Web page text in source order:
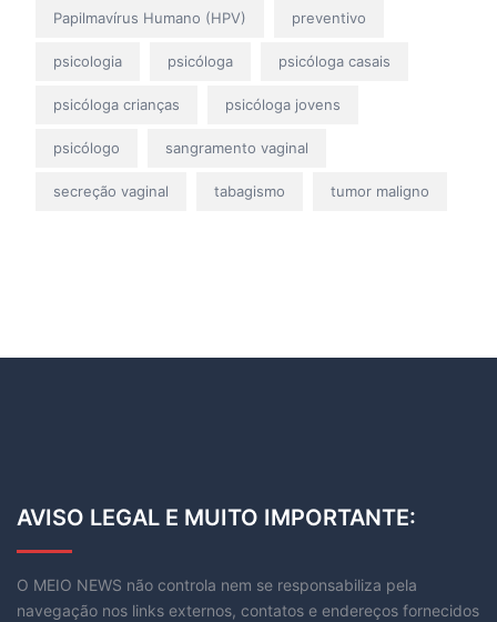
Papilmavírus Humano (HPV) preventivo
psicologia psicóloga psicóloga casais
psicóloga crianças psicóloga jovens
psicólogo sangramento vaginal
secreção vaginal tabagismo tumor maligno
AVISO LEGAL E MUITO IMPORTANTE:
O MEIO NEWS não controla nem se responsabiliza pela
navegação nos links externos, contatos e endereços fornecidos